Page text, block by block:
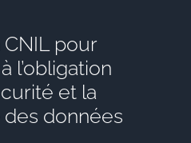
pour
l’obligation
et la
données